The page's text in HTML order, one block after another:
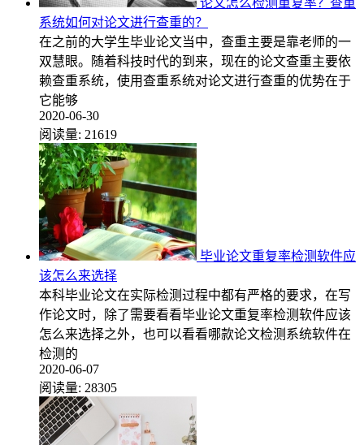
系统如何对论文进行查重的？
在之前的大学生毕业论文当中，查重主要是靠老师的一
双慧眼。随着科技时代的到来，现在的论文查重主要依
赖查重系统，使用查重系统对论文进行查重的优势在于
它能够
2020-06-30
阅读量: 21619
毕业论文重复率检测软件应
该怎么来选择
本科毕业论文在实际检测过程中都有严格的要求，在写
作论文时，除了需要看看毕业论文重复率检测软件应该
怎么来选择之外，也可以看看哪款论文检测系统软件在
检测的
2020-06-07
阅读量: 28305